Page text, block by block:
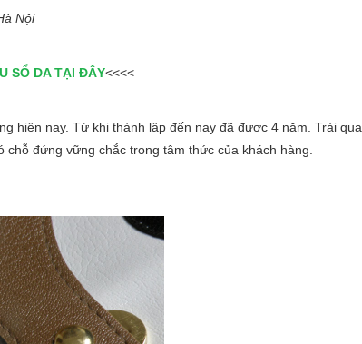
Nội
SỔ DA TẠI ĐÂY<<<<
hiện nay. Từ khi thành lập đến nay đã được 4 năm. Trải
chỗ đứng vững chắc trong tâm thức của khách hàng.